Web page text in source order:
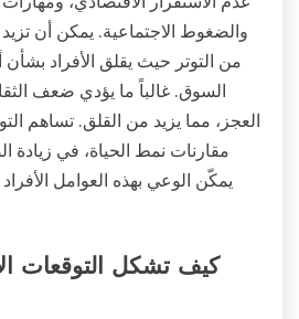
والضغوط الاجتماعية. يمكن أن
من التوتر حيث يقلق الأفراد
السوق. غالباً ما يؤدي ضعف
العجز، مما يزيد من القلق. تساهم
مقارنات نمط الحياة، في زيادة
يمكّن الوعي بهذه العوامل
كيف تشكل التوقعات